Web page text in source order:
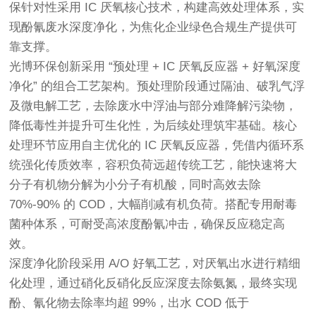
保针对性采用 IC 厌氧核心技术，构建高效处理体系，实
现酚氰废水深度净化，为焦化企业绿色合规生产提供可
靠支撑。
光博环保创新采用 “预处理 + IC 厌氧反应器 + 好氧深度
净化” 的组合工艺架构。预处理阶段通过隔油、破乳气浮
及微电解工艺，去除废水中浮油与部分难降解污染物，
降低毒性并提升可生化性，为后续处理筑牢基础。核心
处理环节应用自主优化的 IC 厌氧反应器，凭借内循环系
统强化传质效率，容积负荷远超传统工艺，能快速将大
分子有机物分解为小分子有机酸，同时高效去除
70%-90% 的 COD，大幅削减有机负荷。搭配专用耐毒
菌种体系，可耐受高浓度酚氰冲击，确保反应稳定高
效。
深度净化阶段采用 A/O 好氧工艺，对厌氧出水进行精细
化处理，通过硝化反硝化反应深度去除氨氮，最终实现
酚、氰化物去除率均超 99%，出水 COD 低于